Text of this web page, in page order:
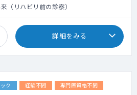
（リハビリ前の診察）
詳細をみる
ク 経験不問 専門医資格不問